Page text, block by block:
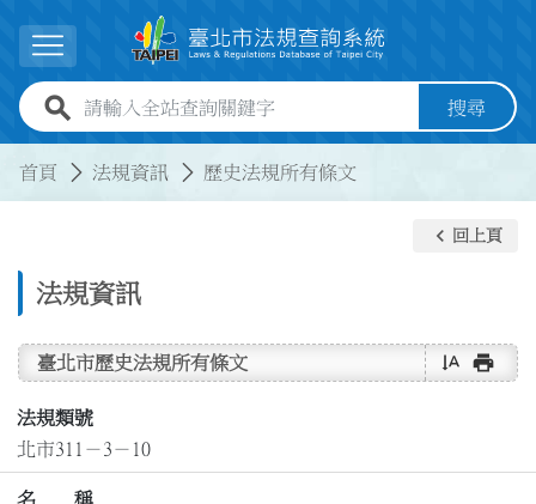
展開選單
全站查詢關鍵字欄位 搜尋
首頁 法規資訊 歷史法規所有條文
法規資訊
keyboard_arrow_left 回上頁
臺北市歷史法規所有條文 text_rotate_vertical print
法規類號
北市311－3－10
名 稱